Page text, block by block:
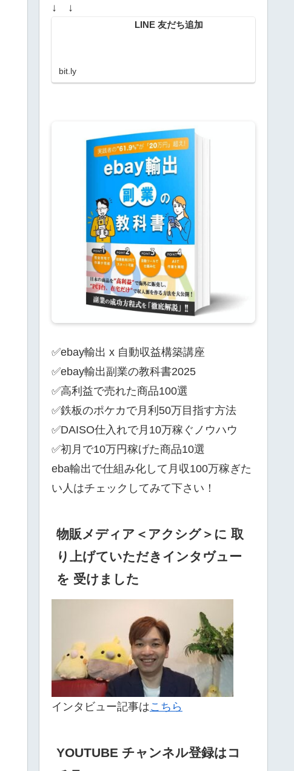
↓ ↓
LINE 友だち追加
bit.ly
✅ebay輸出 x 自動収益構築講座
✅ebay輸出副業の教科書2025
✅高利益で売れた商品100選
✅鉄板のポケカで月利50万目指す方法
✅DAISO仕入れで月10万稼ぐノウハウ
✅初月で10万円稼げた商品10選
eba輸出で仕組み化して月収100万稼ぎた
い人はチェックしてみて下さい！
物販メディア＜アクシグ＞に 取
り上げていただきインタヴュー
を 受けました
インタビュー記事はこちら
YOUTUBE チャンネル登録はコ